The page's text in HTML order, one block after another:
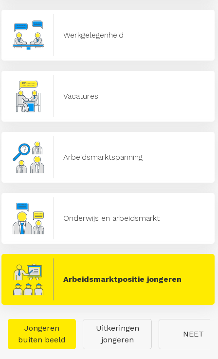
Werkgelegenheid
Vacatures
Arbeidsmarktspanning
Onderwijs en arbeidsmarkt
Arbeidsmarktpositie jongeren
Jongeren
buiten beeld
Uitkeringen
jongeren
NEET